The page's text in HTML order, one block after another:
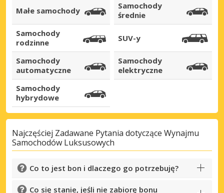
Małe samochody
Samochody
średnie
Samochody
rodzinne
SUV-y
Samochody
automatyczne
Samochody
elektryczne
Samochody
hybrydowe
Najczęściej Zadawane Pytania dotyczące Wynajmu
Samochodów Luksusowych
Co to jest bon i dlaczego go potrzebuję?
Co się stanie, jeśli nie zabiorę bonu